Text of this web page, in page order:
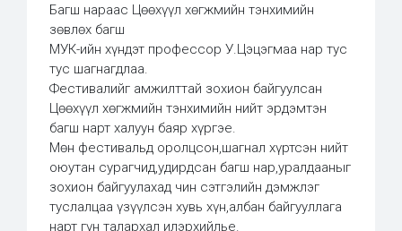
Багш нараас Цөөхүүл хөгжмийн тэнхимийн
зөвлөх багш
МУК-ийн хүндэт профессор У.Цэцэгмаа нар тус
тус шагнагдлаа.
Фестивалийг амжилттай зохион байгуулсан
Цөөхүүл хөгжмийн тэнхимийн нийт эрдэмтэн
багш нарт халуун баяр хүргэе.
Мөн фестивальд оролцсон,шагнал хүртсэн нийт
оюутан сурагчид,удирдсан багш нар,уралдааныг
зохион байгуулахад чин сэтгэлийн дэмжлэг
туслалцаа үзүүлсэн хувь хүн,албан байгууллага
нарт гүн талархал илэрхийлье.